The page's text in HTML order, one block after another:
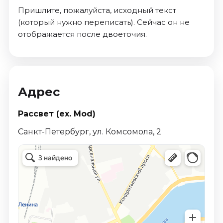
Пришлите, пожалуйста, исходный текст
(который нужно переписать). Сейчас он не
отображается после двоеточия.
Адрес
Рассвет (ex. Mod)
Санкт-Петербург, ул. Комсомола, 2